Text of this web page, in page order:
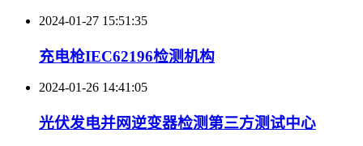
2024-01-27 15:51:35
充电枪IEC62196检测机构
2024-01-26 14:41:05
光伏发电并网逆变器检测第三方测试中心